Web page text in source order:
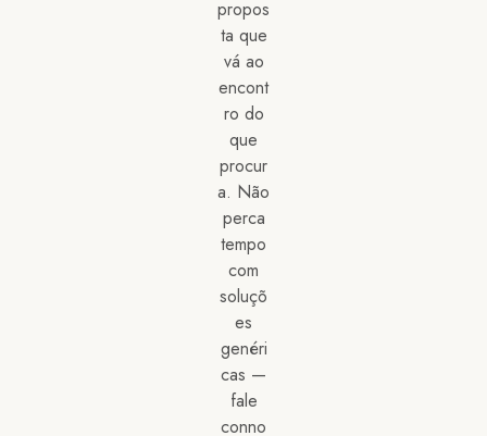
propos
ta que
vá ao
encont
ro do
que
procur
a. Não
perca
tempo
com
soluçõ
es
genéri
cas —
fale
conno